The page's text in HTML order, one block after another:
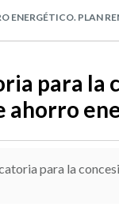
ENERGÉTICO. PLAN
para la
ahorro
para la